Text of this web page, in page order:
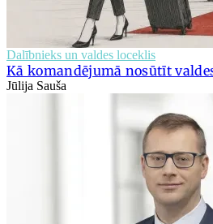
Dalībnieks un valdes loceklis
Kā komandējumā nosūtīt
Jūlija Sauša